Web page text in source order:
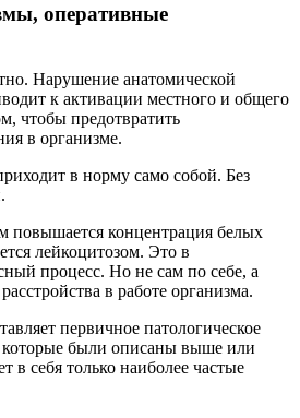
оперативные
Нарушение анатомической
к активации местного и общего
чтобы предотвратить
в организме.
в норму само собой. Без
повышается концентрация белых
лейкоцитозом. Это в
процесс. Но не сам по себе, а
в работе организма.
первичное патологическое
которые были описаны выше или
в себя только наиболее частые